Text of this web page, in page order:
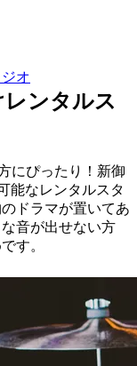
オ
レンタルス
にぴったり！新御
能なレンタルスタ
ドラマが置いてあ
音が出せない方
す。